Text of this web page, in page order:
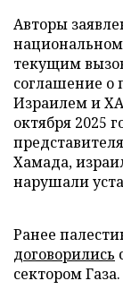
Авторы
национальном
текущим
соглашение о
Израилем и
октября 2025
Хамада,
нарушали
Ранее
договорились
сектором Газа.